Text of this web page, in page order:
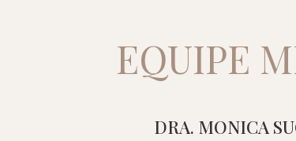
EQUIPE
DRA. MONICA